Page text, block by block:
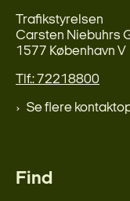
Trafikstyrelsen
Carsten Niebuhrs
1577 København V
Tlf.: 72218800
Se flere
Find